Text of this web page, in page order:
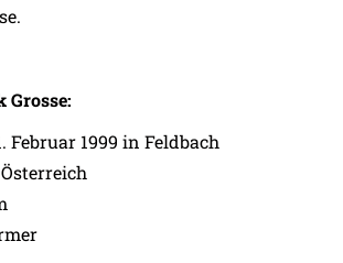
Grosse:
Februar 1999 in Feldbach